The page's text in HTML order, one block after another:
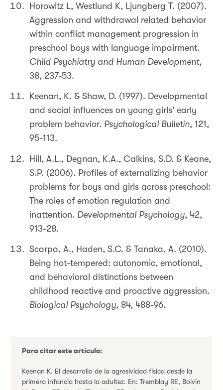
Horowitz L, Westlund K, Ljungberg T. (2007).
Aggression and withdrawal related behavior
within conflict management progression in
preschool boys with language impairment.
Child Psychiatry and Human Development,
38, 237-53.
Keenan, K. & Shaw, D. (1997). Developmental
and social influences on young girls' early
problem behavior. Psychological Bulletin, 121,
95-113.
Hill, A.L., Degnan, K.A., Calkins, S.D. & Keane,
S.P. (2006). Profiles of externalizing behavior
problems for boys and girls across preschool:
The roles of emotion regulation and
inattention. Developmental Psychology, 42,
913-28.
Scarpa, A., Haden, S.C. & Tanaka, A. (2010).
Being hot-tempered: autonomic, emotional,
and behavioral distinctions between
childhood reactive and proactive aggression.
Biological Psychology, 84, 488-96.
Para citar este artículo:
Keenan K. El desarrollo de la agresividad física desde la
primera infancia hasta la adultez. En: Tremblay RE, Boivin